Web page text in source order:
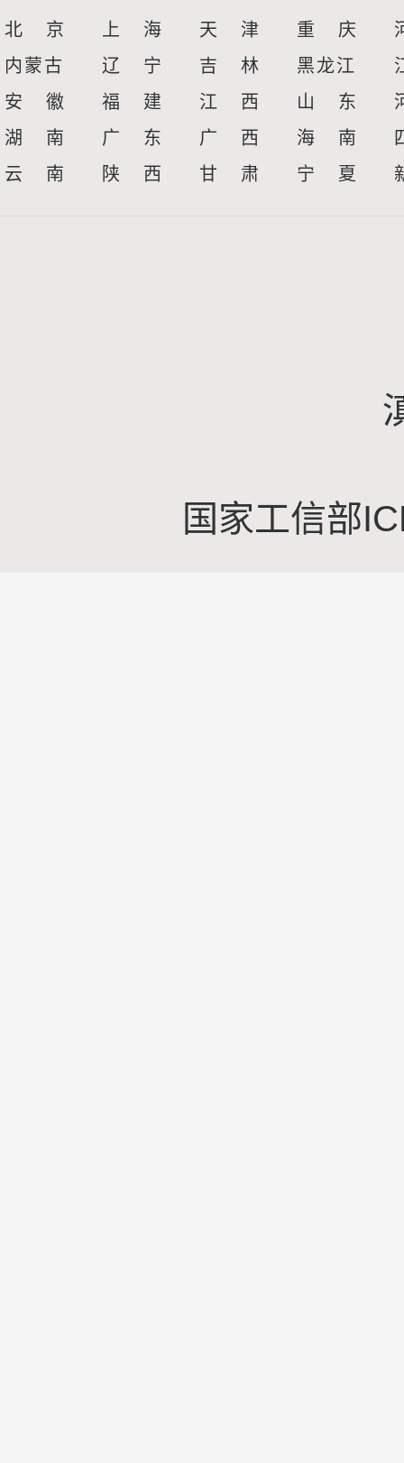
北 京 上 海 天 津 重 庆
内蒙古
辽 宁 吉 林 黑龙江
安 徽
福 建 江 西 山 东
湖 南
广 东 广 西 海 南
云 南
陕 西 甘 肃 宁 夏
国家工信部